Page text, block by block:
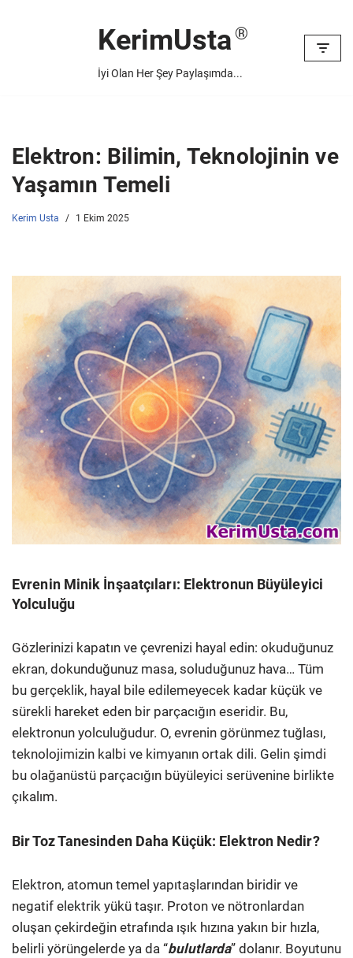
KerimUsta
İyi Olan Her Şey Paylaşımda...
Elektron: Bilimin, Teknolojinin ve
Yaşamın Temeli
Kerim Usta 1 Ekim 2025
Evrenin Minik İnşaatçıları: Elektronun Büyüleyici
Yolculuğu
Gözlerinizi kapatın ve çevrenizi hayal edin: okuduğunuz
ekran, dokunduğunuz masa, soluduğunuz hava… Tüm
bu gerçeklik, hayal bile edilemeyecek kadar küçük ve
sürekli hareket eden bir parçacığın eseridir. Bu,
elektronun yolculuğudur. O, evrenin görünmez tuğlası,
teknolojimizin kalbi ve kimyanın ortak dili. Gelin şimdi
bu olağanüstü parçacığın büyüleyici serüvenine birlikte
çıkalım.
Bir Toz Tanesinden Daha Küçük: Elektron Nedir?
Elektron, atomun temel yapıtaşlarından biridir ve
negatif elektrik yükü taşır. Proton ve nötronlardan
oluşan çekirdeğin etrafında ışık hızına yakın bir hızla,
belirli yörüngelerde ya da “bulutlarda” dolanır. Boyutunu